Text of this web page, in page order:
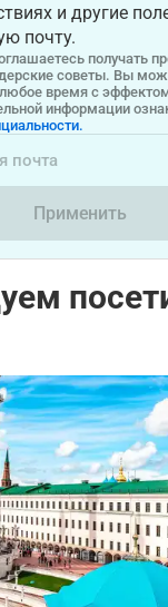
и другие
почту.
получать
советы. Вы
любое время с
информации
Применить